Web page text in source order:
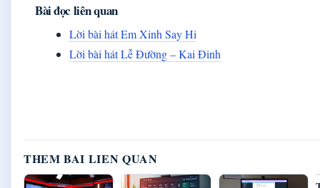
Bài đọc liên quan
Lời bài hát Em Xinh Say Hi
Lời bài hát Lễ Đường – Kai Đinh
THEM BAI LIEN QUAN